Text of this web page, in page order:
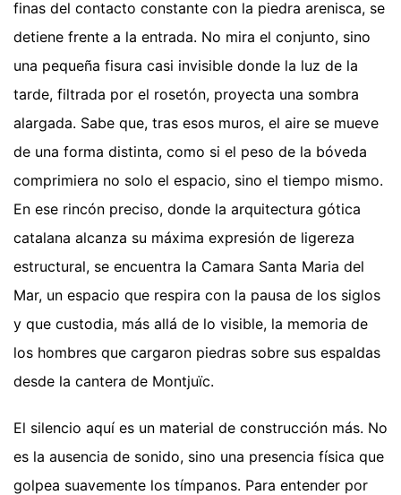
finas del contacto constante con la piedra arenisca, se
detiene frente a la entrada. No mira el conjunto, sino
una pequeña fisura casi invisible donde la luz de la
tarde, filtrada por el rosetón, proyecta una sombra
alargada. Sabe que, tras esos muros, el aire se mueve
de una forma distinta, como si el peso de la bóveda
comprimiera no solo el espacio, sino el tiempo mismo.
En ese rincón preciso, donde la arquitectura gótica
catalana alcanza su máxima expresión de ligereza
estructural, se encuentra la Camara Santa Maria del
Mar, un espacio que respira con la pausa de los siglos
y que custodia, más allá de lo visible, la memoria de
los hombres que cargaron piedras sobre sus espaldas
desde la cantera de Montjuïc.
El silencio aquí es un material de construcción más. No
es la ausencia de sonido, sino una presencia física que
golpea suavemente los tímpanos. Para entender por